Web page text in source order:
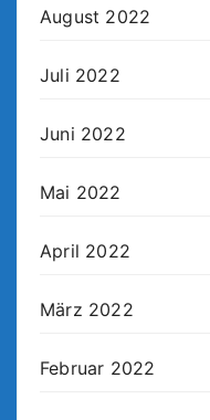
August 2022
Juli 2022
Juni 2022
Mai 2022
April 2022
März 2022
Februar 2022